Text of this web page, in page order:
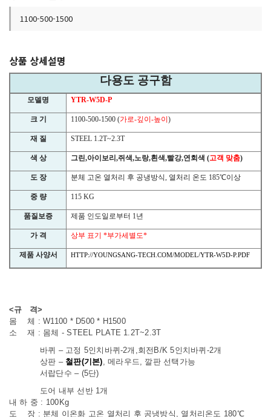
1100-500-1500
상품 상세설명
다용도 공구함
모델명 YTR-W5D-P
크 기 1100-500-1500 (가로-깊이 -높이 )
재 질 STEEL 1.2T~2.3T
색 상 그린,아이보리 ,쥐색,노랑,흰색,빨강,연회색 (고객 맞춤)
도 장 분체 고온 열처리 후 공냉방식, 열처리 온도 185℃이상
중 량 115 KG
품질보증 제품 인도일로부터 1년
가 격 상부 표기 *부가세별도*
제품 사양서 HTTP://YOUNGSANG-TECH.COM/MODEL/YTR-W5D-P.PDF
<규 격>
몸 체 : W1100 * D500 * H1500
소 재 : 몸체 - STEEL PLATE 1.2T~2.3T
바퀴 – 고정 5인치바퀴-2개,회전B/K 5인치바퀴-2개
상판 – 철판(기본), 메라우드, 깔판 선택가능
서랍단수 – (5단)
도어 내부 선반 1개
내 하 중 : 100Kg
도 장 : 분체 이온화 고온 열처리 후 공냉방식, 열처리온도 180℃